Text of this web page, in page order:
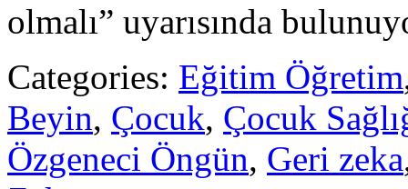
olmalı” uyarısında
Categories: Eğitim Öğretim
Beyin, Çocuk, Çocuk
Özgeneci Öngün, Geri zeka